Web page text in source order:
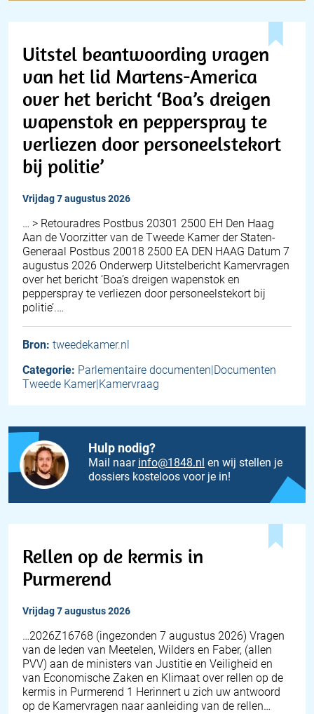
Uitstel beantwoording vragen
van het lid Martens-America
over het bericht ‘Boa’s dreigen
wapenstok en pepperspray te
verliezen door personeelstekort
bij politie’
vrijdag 7 augustus 2026
… > Retouradres Postbus 20301 2500 EH Den Haag
Aan de Voorzitter van de Tweede Kamer der Staten-
Generaal Postbus 20018 2500 EA DEN HAAG Datum 7
augustus 2026 Onderwerp Uitstelbericht Kamervragen
over het bericht ‘Boa’s dreigen wapenstok en
pepperspray te verliezen door personeelstekort bij
politie’.…
Bron: tweedekamer.nl
Categorie: Parlementaire documenten|Documenten
Tweede Kamer|Kamervraag
Hulp nodig?
Mail naar info@1848.nl en wij stellen je
dossiers kosteloos voor je in!
Rellen op de kermis in
Purmerend
vrijdag 7 augustus 2026
… 2026Z16768 (ingezonden 7 augustus 2026) Vragen
van de leden van Meetelen, Wilders en Faber, (allen
PVV) aan de ministers van Justitie en Veiligheid en
van Economische Zaken en Klimaat over rellen op de
kermis in Purmerend 1 Herinnert u zich uw antwoord
op de Kamervragen naar aanleiding van de rellen…